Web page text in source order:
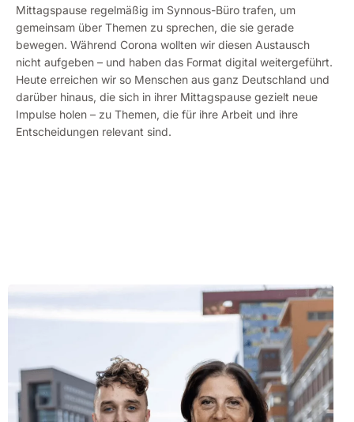
Mittagspause regelmäßig im Synnous-Büro trafen, um
gemeinsam über Themen zu sprechen, die sie gerade
bewegen. Während Corona wollten wir diesen Austausch
nicht aufgeben – und haben das Format digital weitergeführt.
Heute erreichen wir so Menschen aus ganz Deutschland und
darüber hinaus, die sich in ihrer Mittagspause gezielt neue
Impulse holen – zu Themen, die für ihre Arbeit und ihre
Entscheidungen relevant sind.